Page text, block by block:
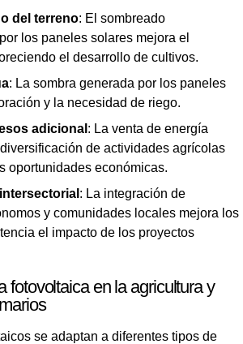
del terreno: El sombreado
los paneles solares mejora el
el desarrollo de cultivos.
: La sombra generada por los paneles
y la necesidad de riego.
adicional : La venta de energía
de actividades agrícolas
oportunidades económicas.
: La integración de
y comunidades locales mejora los
el impacto de los proyectos
fotovoltaica en la agricultura y
se adaptan a diferentes tipos de